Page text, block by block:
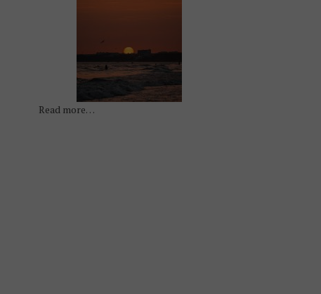
Read more…